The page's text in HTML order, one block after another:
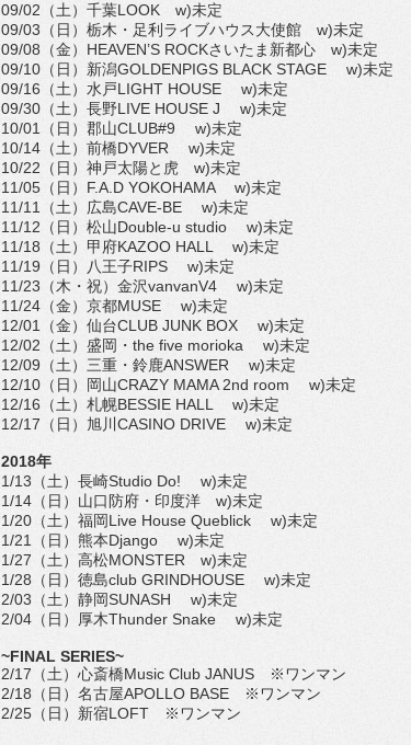
09/02（土）千葉LOOK w)未定
09/03（日）栃木・足利ライブハウス大使館 w)未定
09/08（金）HEAVEN’S ROCKさいたま新都心 w)未定
09/10（日）新潟GOLDENPIGS BLACK STAGE w)未定
09/16（土）水戸LIGHT HOUSE w)未定
09/30（土）長野LIVE HOUSE J w)未定
10/01（日）郡山CLUB#9 w)未定
10/14（土）前橋DYVER w)未定
10/22（日）神戸太陽と虎 w)未定
11/05（日）F.A.D YOKOHAMA w)未定
11/11（土）広島CAVE-BE w)未定
11/12（日）松山Double-u studio w)未定
11/18（土）甲府KAZOO HALL w)未定
11/19（日）八王子RIPS w)未定
11/23（木・祝）金沢vanvanV4 w)未定
11/24（金）京都MUSE w)未定
12/01（金）仙台CLUB JUNK BOX w)未定
12/02（土）盛岡・the five morioka w)未定
12/09（土）三重・鈴鹿ANSWER w)未定
12/10（日）岡山CRAZY MAMA 2nd room w)未定
12/16（土）札幌BESSIE HALL w)未定
12/17（日）旭川CASINO DRIVE w)未定
2018年
1/13（土）長崎Studio Do! w)未定
1/14（日）山口防府・印度洋 w)未定
1/20（土）福岡Live House Queblick w)未定
1/21（日）熊本Django w)未定
1/27（土）高松MONSTER w)未定
1/28（日）徳島club GRINDHOUSE w)未定
2/03（土）静岡SUNASH w)未定
2/04（日）厚木Thunder Snake w)未定
~FINAL SERIES~
2/17（土）心斎橋Music Club JANUS ※ワンマン
2/18（日）名古屋APOLLO BASE ※ワンマン
2/25（日）新宿LOFT ※ワンマン